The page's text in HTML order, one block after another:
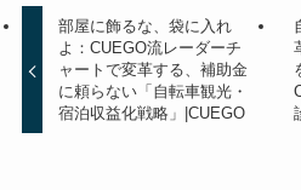
部屋に飾るな、袋に入れ
よ：CUEGO流レーダーチ
ャートで変革する、補助金
に頼らない「自転車観光・
宿泊収益化戦略」|CUEGO